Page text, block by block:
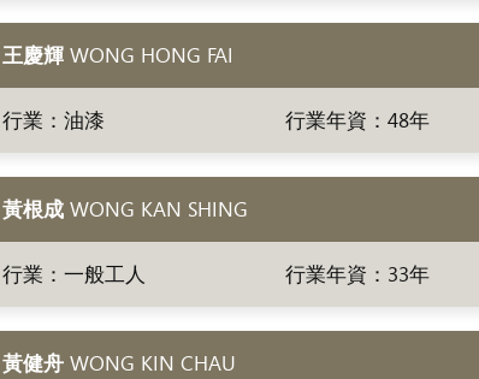
王慶輝 WONG HONG FAI
行業：油漆 行業年資：48年
黃根成 WONG KAN SHING
行業：一般工人 行業年資：33年
黃健舟 WONG KIN CHAU